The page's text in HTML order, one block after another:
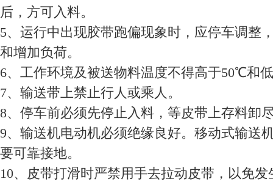
后，方可入料。
5、运行中出现胶带跑偏现象时，应停车调整
和增加负荷。
6、工作环境及被送物料温度不得高于50℃和
7、输送带上禁止行人或乘人。
8、停车前必须先停止入料，等皮带上存料卸
9、输送机电动机必须绝缘良好。移动式输送
要可靠接地。
10、皮带打滑时严禁用手去拉动皮带，以免发